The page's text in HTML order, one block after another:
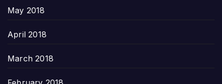
May 2018
April 2018
March 2018